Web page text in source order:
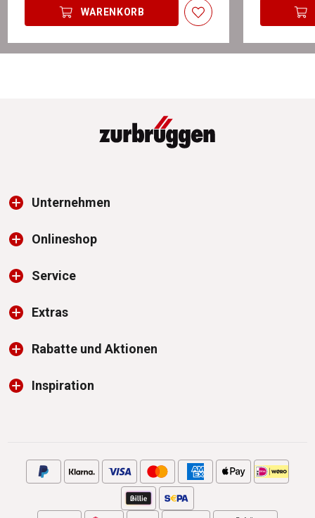
WARENKORB
Unternehmen
Onlineshop
Service
Extras
Rabatte und Aktionen
Inspiration